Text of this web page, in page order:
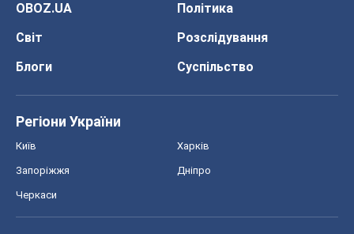
OBOZ.UA
Політика
Світ
Розслідування
Блоги
Суспільство
Регіони України
Київ Харків
Запоріжжя Дніпро
Черкаси